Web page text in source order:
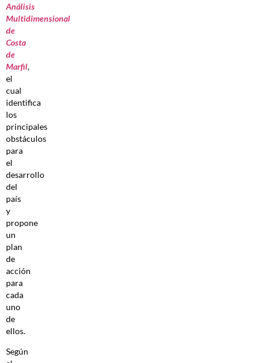
Análisis
Multidimensional
de
Costa
de
Marfil,
el
cual
identifica
los
principales
obstáculos
para
el
desarrollo
del
país
y
propone
un
plan
de
acción
para
cada
uno
de
ellos.
Según